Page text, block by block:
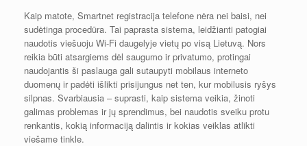
Kaip matote, Smartnet registracija telefone nėra nei baisi, nei
sudėtinga procedūra. Tai paprasta sistema, leidžianti patogiai
naudotis viešuoju Wi-Fi daugelyje vietų po visą Lietuvą. Nors
reikia būti atsargiems dėl saugumo ir privatumo, protingai
naudojantis ši paslauga gali sutaupyti mobilaus interneto
duomenų ir padėti išlikti prisijungus net ten, kur mobilusis ryšys
silpnas. Svarbiausia – suprasti, kaip sistema veikia, žinoti
galimas problemas ir jų sprendimus, bei naudotis sveiku protu
renkantis, kokią informaciją dalintis ir kokias veiklas atlikti
viešame tinkle.